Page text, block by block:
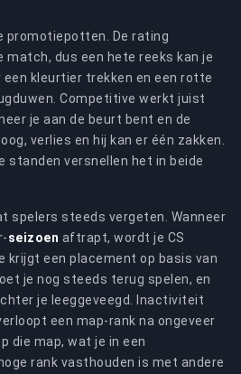
promotiepotten. De rating
match, dus een hete reeks kan je
een kleurtier trekken en een rotte
Competitive werkt juist
je aan de beurt bent en de
verlies en hij kan er één zakken.
standen versnellen het in beide
spelers steeds vergeten. Wanneer
seizoen aftrapt, wordt je CS
krijgt een placement op basis van
je nog steeds terug spelen, en
je leeggeveegd. Inactiviteit
een map-rank na ongeveer
die map, wat je in een
rank vasthouden is met andere